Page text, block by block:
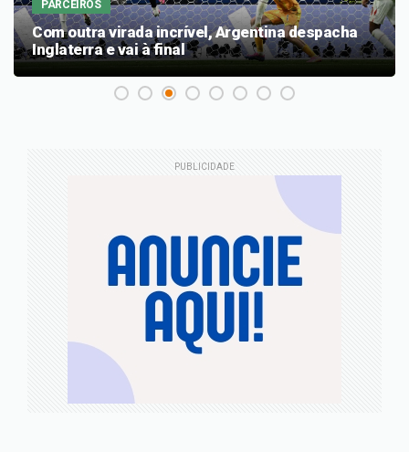
PARCEIROS
Com outra virada incrível, Argentina despacha
Inglaterra e vai à final
PUBLICIDADE